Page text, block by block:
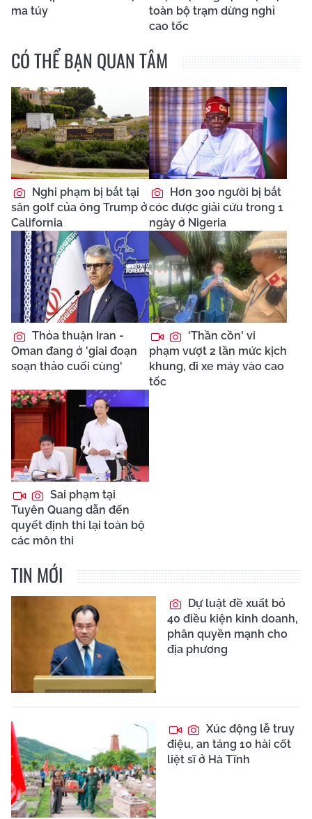
ma túy
toàn bộ trạm dừng nghỉ
cao tốc
CÓ THỂ BẠN QUAN TÂM
Nghi phạm bị bắt tại
sân golf của ông Trump ở
California
Hơn 300 người bị bắt
cóc được giải cứu trong 1
ngày ở Nigeria
Thỏa thuận Iran -
Oman đang ở 'giai đoạn
soạn thảo cuối cùng'
'Thần cồn' vi
phạm vượt 2 lần mức kịch
khung, đi xe máy vào cao
tốc
Sai phạm tại
Tuyên Quang dẫn đến
quyết định thi lại toàn bộ
các môn thi
TIN MỚI
Dự luật đề xuất bỏ
40 điều kiện kinh doanh,
phân quyền mạnh cho
địa phương
Xúc động lễ truy
điệu, an táng 10 hài cốt
liệt sĩ ở Hà Tĩnh